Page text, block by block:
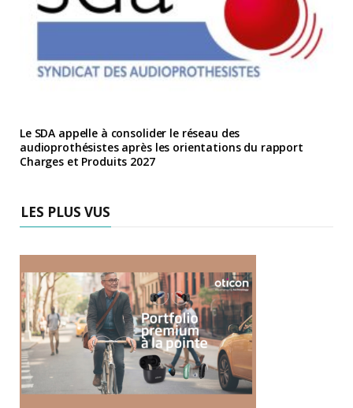
Le SDA appelle à consolider le réseau des
audioprothésistes après les orientations du rapport
Charges et Produits 2027
LES PLUS VUS